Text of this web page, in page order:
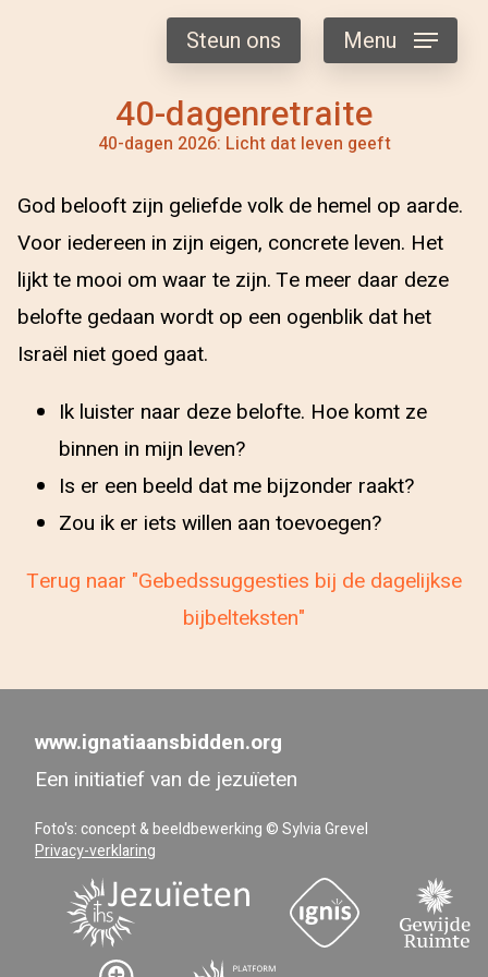
40-dagenretraite
40-dagen 2026: Licht dat leven geeft
Steun ons Menu
God belooft zijn geliefde volk de hemel op aarde.
Voor iedereen in zijn eigen, concrete leven. Het
lijkt te mooi om waar te zijn. Te meer daar deze
belofte gedaan wordt op een ogenblik dat het
Israël niet goed gaat.
Ik luister naar deze belofte. Hoe komt ze
binnen in mijn leven?
Is er een beeld dat me bijzonder raakt?
Zou ik er iets willen aan toevoegen?
Terug naar "Gebedssuggesties bij de dagelijkse
bijbelteksten"
www.ignatiaansbidden.org
Een initiatief van de jezuïeten
Foto's: concept & beeldbewerking © Sylvia Grevel
Privacy-verklaring